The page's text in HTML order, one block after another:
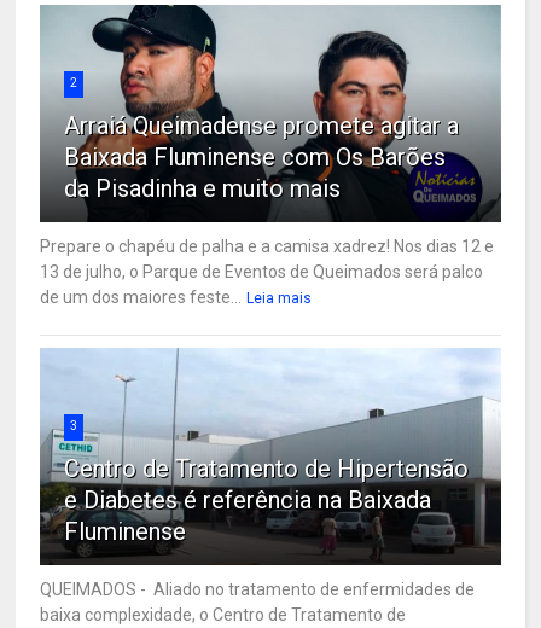
2
Arraiá Queimadense promete agitar a
Baixada Fluminense com Os Barões
da Pisadinha e muito mais
Prepare o chapéu de palha e a camisa xadrez! Nos dias 12 e
13 de julho, o Parque de Eventos de Queimados será palco
de um dos maiores feste...
Leia mais
3
Centro de Tratamento de Hipertensão
e Diabetes é referência na Baixada
Fluminense
QUEIMADOS - Aliado no tratamento de enfermidades de
baixa complexidade, o Centro de Tratamento de